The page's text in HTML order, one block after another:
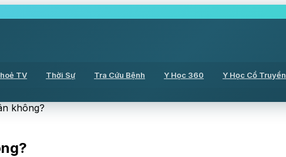
TV Thời Sự Tra Cứu Bệnh Y Học 360 Y Học Cổ Truyền
không?